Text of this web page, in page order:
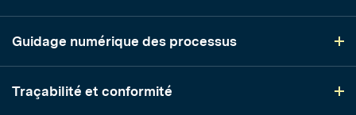
Guidage numérique des processus
Traçabilité et conformité